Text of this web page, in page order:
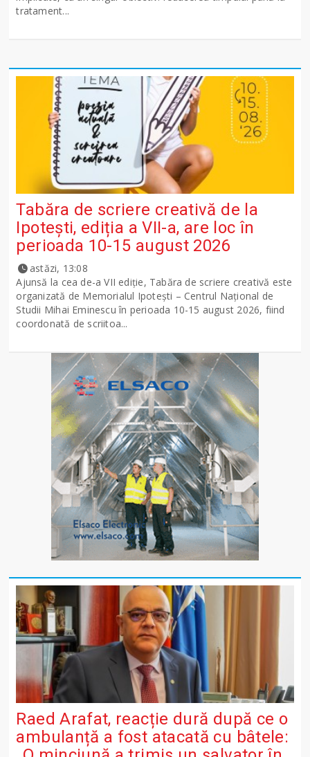
tratament...
Tabăra de scriere creativă de la
Ipotești, ediția a VII-a, are loc în
perioada 10-15 august 2026
astăzi, 13:08
Ajunsă la cea de-a VII ediție, Tabăra de scriere creativă este
organizată de Memorialul Ipotești – Centrul Național de
Studii Mihai Eminescu în perioada 10-15 august 2026, fiind
coordonată de scriitoa...
Raed Arafat, reacție dură după ce o
ambulanță a fost atacată cu bâtele: